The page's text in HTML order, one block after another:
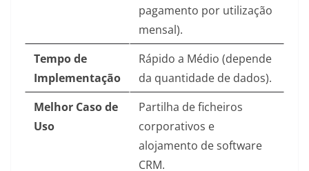
pagamento por utilização
mensal).
Tempo de
Implementação
Rápido a Médio (depende
da quantidade de dados).
Melhor Caso de
Uso
Partilha de ficheiros
corporativos e
alojamento de software
CRM.